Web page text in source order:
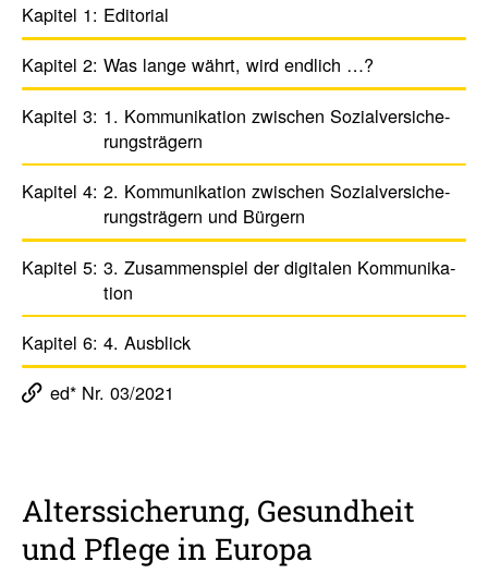
Kapitel 1: Edito­rial
Kapitel 2: Was lange währt, wird endlich …?
Kapitel 3: 1. Kommu­ni­ka­tion zwischen Sozial­versi­che­
rungs­trä­gern
Kapitel 4: 2. Kommu­ni­ka­tion zwischen Sozial­versi­che­
rungs­trä­gern und Bürgern
Kapitel 5: 3. Zusam­men­spiel der digi­talen Kommu­ni­ka­
tion
Kapitel 6: 4. Ausblick
ed* Nr. 03/2021
Alters­si­che­rung, Gesund­heit
und Pflege in Europa